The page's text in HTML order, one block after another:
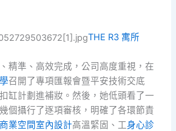
THE R3 寓所
精準、高效完成，公司高度重視，在
召開了專項匯報會暨平安技術交底
扣缸計劃進補妝。然後，她低頭看了一
個攝行了逐項審核，明確了各環節責
商業空間室內設計高溫緊固、工身心診